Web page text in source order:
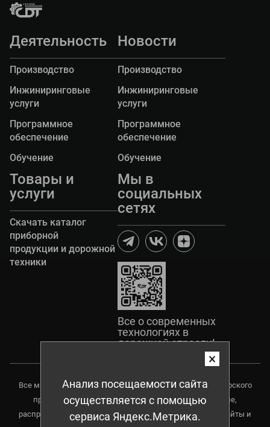
×
Анализ посещаемости сайта
осуществляется с помощью
сервиса Яндекс.Метрика.
строительный университет г. Казани получил
передвижную дорожную лабораторию
Деятельность
Производство
Инжиниринговые
услуги
Программное
обеспечение
Обучение
Новости
Производство
Инжиниринговые
услуги
Программное
обеспечение
Обучение
Товары и
услуги
Скачать каталог
приборной
продукции и дорожной
техники
Мы в
социальных
сетях
Все о современных
технологиях в
дорожной отрасли!
Все материалы данного сайта являются объектами авторского
права, в том числе дизайн. Запрещается копирование,
распространение (в том числе копирования на другие сайты и